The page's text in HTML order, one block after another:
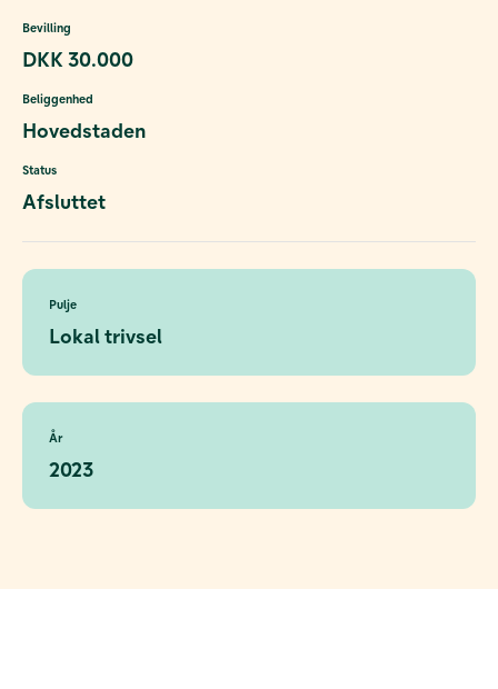
Bevilling
DKK 30.000
Beliggenhed
Hovedstaden
Status
Afsluttet
Pulje
Lokal trivsel
År
2023